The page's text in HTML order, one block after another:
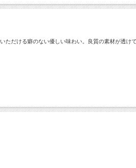
だける癖のない優しい味わい。良質の素材が透け